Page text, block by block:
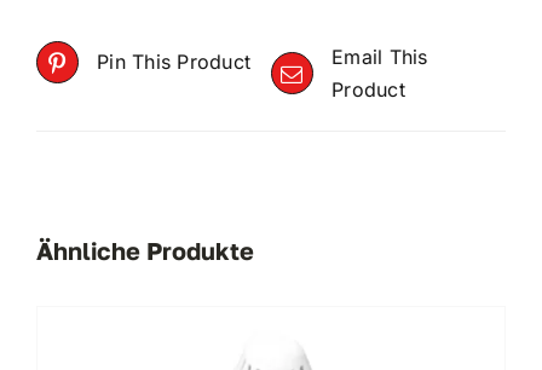
Pin This Product
Email This
Product
Ähnliche Produkte